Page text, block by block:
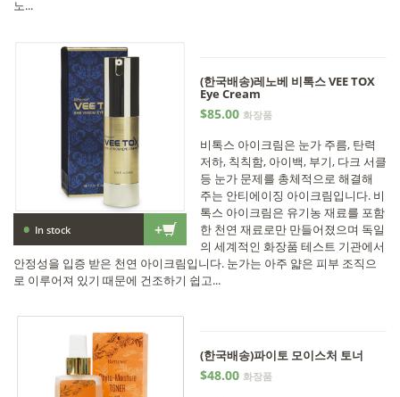
노...
+
• In stock
(한국배송)레노베 비톡스 VEE TOX
Eye Cream
$85.00 화장품
비톡스 아이크림은 눈가 주름, 탄력
저하, 칙칙함, 아이백, 부기, 다크 서클
등 눈가 문제를 총체적으로 해결해
주는 안티에이징 아이크림입니다. 비
톡스 아이크림은 유기농 재료를 포함
한 천연 재료로만 만들어졌으며 독일
의 세계적인 화장품 테스트 기관에서
안정성을 입증 받은 천연 아이크림입니다. 눈가는 아주 얇은 피부 조직으
로 이루어져 있기 때문에 건조하기 쉽고...
(한국배송)파이토 모이스처 토너
$48.00 화장품